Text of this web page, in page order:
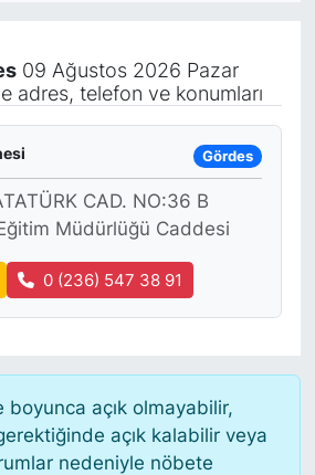
09 Ağustos 2026 Pazar
adres, telefon ve konumları
Gördes
CAD. NO:36 B
Müdürlüğü Caddesi
0 (236) 547 38 91
boyunca açık olmayabilir,
açık kalabilir veya
nedeniyle nöbete
(Arşiv)
BARIŞI